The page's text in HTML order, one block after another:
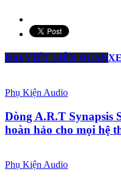
BÀI VIẾT LIÊN QUAN
Phụ Kiện Audio
Dòng A.R.T Synapsis
hoàn hảo cho mọi hệ
Phụ Kiện Audio